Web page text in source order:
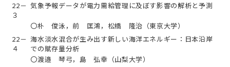
22－
３
気象予報データが電力需給管理に及ぼす影響の解析と予測
〇朴 俊泳，前 匡鴻，松橋 隆治（東京大学）
22－
４
海水淡水混合が生み出す新しい海洋エネルギー：日本沿岸
での賦存量分析
〇渡邉 琴弓，島 弘幸（山梨大学）